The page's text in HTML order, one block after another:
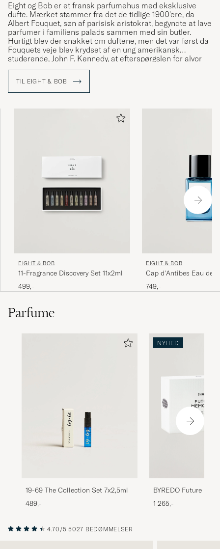
Eight og Bob er et fransk parfumehus med eksklusive
dufte. Mærket stammer fra det de tidlige 1900'ere, da
Albert Fouquet, søn af parisisk aristokrat, begyndte at lave
parfumer i familiens palads sammen med sin butler.
Hurtigt blev der snakket om duftene, men det var først da
Fouquets veje blev krydset af en ung amerikansk
studerende, John F. Kennedy, at efterspørgslen for alvor
begyndte at tage fart.
Navnet "Eight & Bob" kommer fra JFKs bestilling: ”Eight
samples, and if your production allows, another one for
TIL EIGHT & BOB
EIGHT & BOB
11-Fragrance Discovery Set 11x2ml
499,-
EIGHT & BOB
Cap d'Antibes Eau de
30ml
749,-
Parfume
19-69 The Collection Set 7x2,5ml
489,-
NYHED
BYREDO Future
Parfum 50ml
1 265,-
4.70/5 5027 BEDØMMELSER